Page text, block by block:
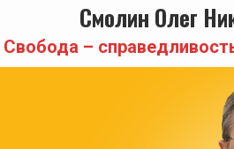
content
Смолин Олег
Свобода –